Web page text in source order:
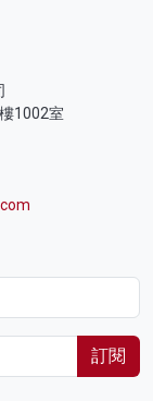
1002室
訂閱